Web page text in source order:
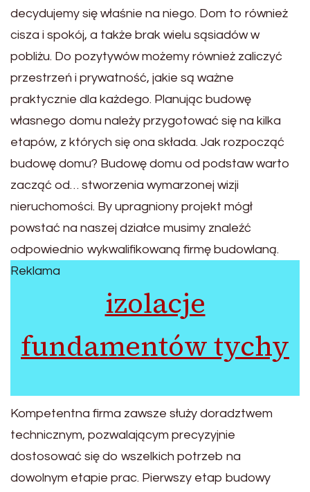
decydujemy się właśnie na niego. Dom to również
cisza i spokój, a także brak wielu sąsiadów w
pobliżu. Do pozytywów możemy również zaliczyć
przestrzeń i prywatność, jakie są ważne
praktycznie dla każdego. Planując budowę
własnego domu należy przygotować się na kilka
etapów, z których się ona składa. Jak rozpocząć
budowę domu? Budowę domu od podstaw warto
zacząć od… stworzenia wymarzonej wizji
nieruchomości. By upragniony projekt mógł
powstać na naszej działce musimy znaleźć
odpowiednio wykwalifikowaną firmę budowlaną.
Reklama
izolacje
fundamentów tychy
Kompetentna firma zawsze służy doradztwem
technicznym, pozwalającym precyzyjnie
dostosować się do wszelkich potrzeb na
dowolnym etapie prac. Pierwszy etap budowy